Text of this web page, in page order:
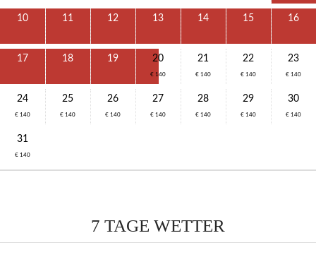
10 11 12 13 14 15 16
17 18 19 20
€ 140
21
€ 140
22
€ 140
23
€ 140
24
€ 140
25
€ 140
26
€ 140
27
€ 140
28
€ 140
29
€ 140
30
€ 140
31
€ 140
7 TAGE WETTER